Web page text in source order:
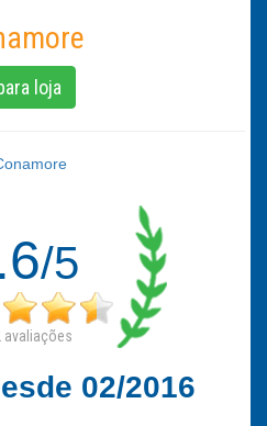
loja
/5
avaliações
02/2016